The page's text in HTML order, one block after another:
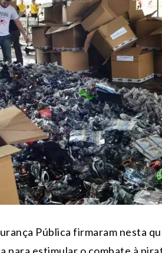
Pública firmaram nesta